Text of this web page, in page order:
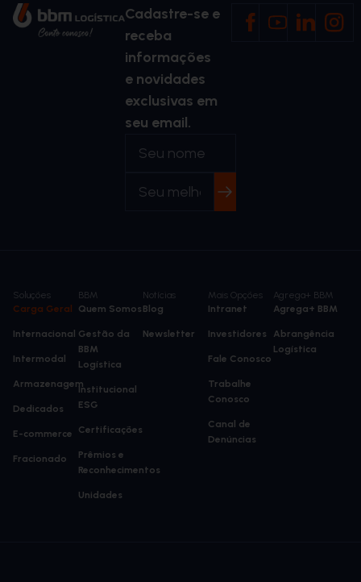
Cadastre-se e
receba
informações
e novidades
exclusivas em
seu email.
Soluções
Carga Geral
Internacional
Intermodal
Armazenagem
Dedicados
E-commerce
Fracionado
BBM
Quem Somos
Gestão da
BBM
Logística
Institucional
ESG
Certificações
Prêmios e
Reconhecimentos
Unidades
Notícias
Blog
Newsletter
Agrega+ BBM
Agrega+ BBM
Abrangência
Logística
Mais Opções
Intranet
Investidores
Fale Conosco
Trabalhe
Conosco
Canal de
Denúncias